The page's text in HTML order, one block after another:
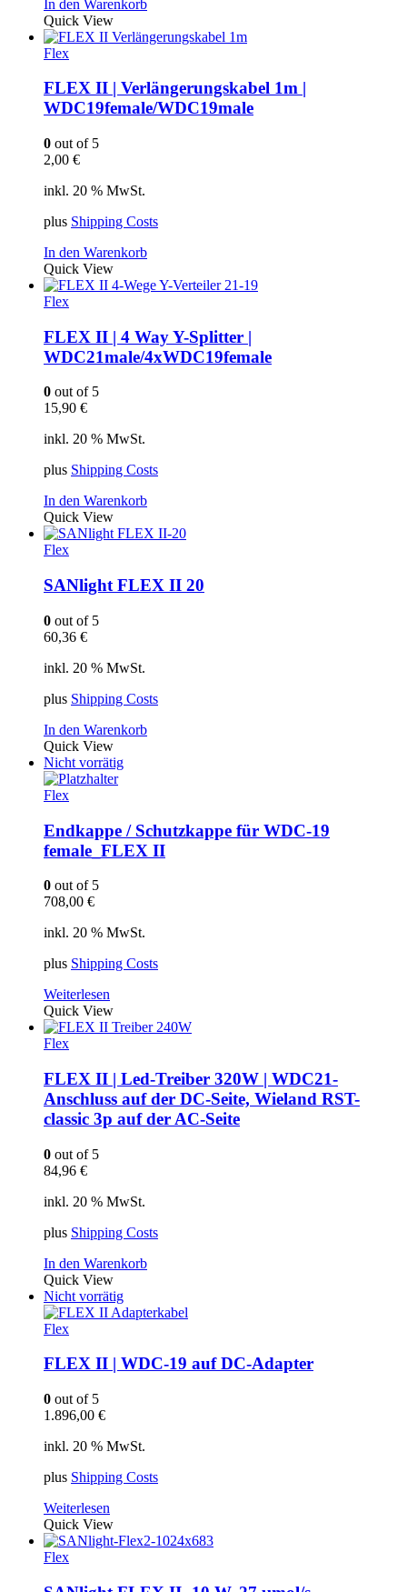
In den Warenkorb
Quick View
Flex
FLEX II | Verlängerungskabel 1m |
WDC19female/WDC19male
0 out of 5
2,00 €
inkl. 20 % MwSt.
plus Shipping Costs
In den Warenkorb
Quick View
Flex
FLEX II | 4 Way Y-Splitter |
WDC21male/4xWDC19female
0 out of 5
15,90 €
inkl. 20 % MwSt.
plus Shipping Costs
In den Warenkorb
Quick View
Flex
SANlight FLEX II 20
0 out of 5
60,36 €
inkl. 20 % MwSt.
plus Shipping Costs
In den Warenkorb
Quick View
Nicht vorrätig
Flex
Endkappe / Schutzkappe für WDC-19
female_FLEX II
0 out of 5
708,00 €
inkl. 20 % MwSt.
plus Shipping Costs
Weiterlesen
Quick View
Flex
FLEX II | Led-Treiber 320W | WDC21-
Anschluss auf der DC-Seite, Wieland RST-
classic 3p auf der AC-Seite
0 out of 5
84,96 €
inkl. 20 % MwSt.
plus Shipping Costs
In den Warenkorb
Quick View
Nicht vorrätig
Flex
FLEX II | WDC-19 auf DC-Adapter
0 out of 5
1.896,00 €
inkl. 20 % MwSt.
plus Shipping Costs
Weiterlesen
Quick View
Flex